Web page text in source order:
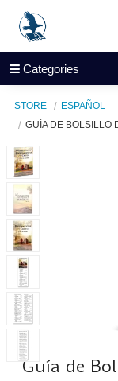
Categories
STORE
ESPAÑOL
GUÍA DE BOLSILLO
Guía de